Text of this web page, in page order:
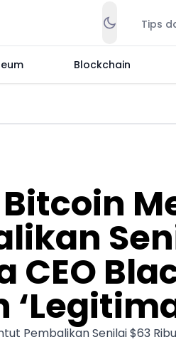
Tips
Blockchain
CEO
Pembalikan Senilai $63